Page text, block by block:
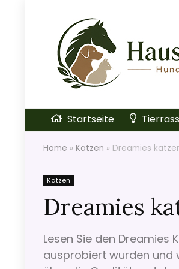
Startseite
Home » Katzen » Dreamies
Katzen
Dreamies
Lesen Sie den
ausprobiert wurden und